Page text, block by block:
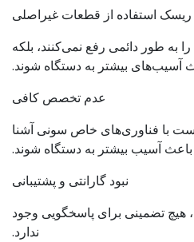
ریسک استفاده از قطعات غیراصلی
به طور دائمی رفع نمی‌کنند، بلکه
بیشتر به دستگاه شوند.
عدم تخصص کافی
با فناوری‌های خاص سونی آشنا
باعث آسیب بیشتر به دستگاه شوند.
نبود گارانتی و پشتیبانی
تضمینی برای پاسخگویی وجود
ندارد.